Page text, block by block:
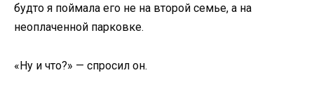
будто я поймала его не на второй семье, а на
неоплаченной парковке.
«Ну и что?» — спросил он.